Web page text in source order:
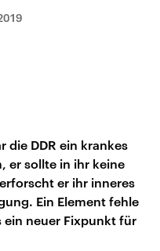
die DDR ein krankes
er sollte in ihr keine
er ihr inneres
Ein Element fehle
ein neuer Fixpunkt für